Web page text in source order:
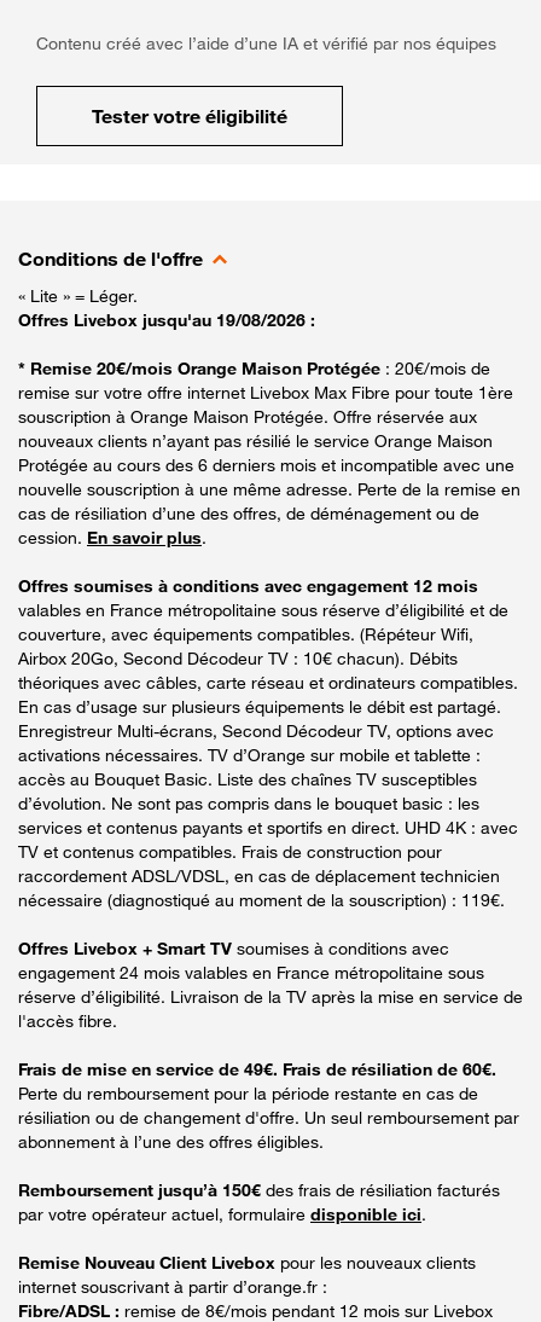
Contenu créé avec l’aide d’une IA et vérifié par nos équipes
Tester votre éligibilité
Conditions de l'offre
« Lite » = Léger.
Offres Livebox jusqu'au 19/08/2026 :
* Remise 20€/mois Orange Maison Protégée : 20€/mois de
remise sur votre offre internet Livebox Max Fibre pour toute 1ère
souscription à Orange Maison Protégée. Offre réservée aux
nouveaux clients n’ayant pas résilié le service Orange Maison
Protégée au cours des 6 derniers mois et incompatible avec une
nouvelle souscription à une même adresse. Perte de la remise en
cas de résiliation d’une des offres, de déménagement ou de
cession. En savoir plus.
Offres soumises à conditions avec engagement 12 mois
valables en France métropolitaine sous réserve d’éligibilité et de
couverture, avec équipements compatibles. (Répéteur Wifi,
Airbox 20Go, Second Décodeur TV : 10€ chacun). Débits
théoriques avec câbles, carte réseau et ordinateurs compatibles.
En cas d’usage sur plusieurs équipements le débit est partagé.
Enregistreur Multi-écrans, Second Décodeur TV, options avec
activations nécessaires. TV d’Orange sur mobile et tablette :
accès au Bouquet Basic. Liste des chaînes TV susceptibles
d’évolution. Ne sont pas compris dans le bouquet basic : les
services et contenus payants et sportifs en direct. UHD 4K : avec
TV et contenus compatibles. Frais de construction pour
raccordement ADSL/VDSL, en cas de déplacement technicien
nécessaire (diagnostiqué au moment de la souscription) : 119€.
Offres Livebox + Smart TV soumises à conditions avec
engagement 24 mois valables en France métropolitaine sous
réserve d’éligibilité. Livraison de la TV après la mise en service de
l'accès fibre.
Frais de mise en service de 49€. Frais de résiliation de 60€.
Perte du remboursement pour la période restante en cas de
résiliation ou de changement d'offre. Un seul remboursement par
abonnement à l’une des offres éligibles.
Remboursement jusqu’à 150€ des frais de résiliation facturés
par votre opérateur actuel, formulaire disponible ici.
Remise Nouveau Client Livebox pour les nouveaux clients
internet souscrivant à partir d’orange.fr :
Fibre/ADSL : remise de 8€/mois pendant 12 mois sur Livebox